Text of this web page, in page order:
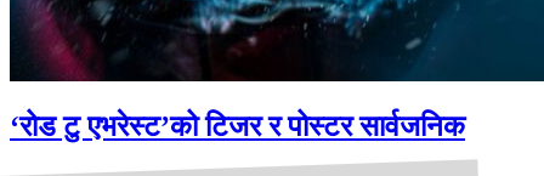
‘रोड टु एभरेस्ट’को टिजर र पोस्टर सार्वजनिक